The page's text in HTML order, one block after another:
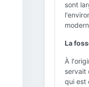
sont
La
À
servait
qui est